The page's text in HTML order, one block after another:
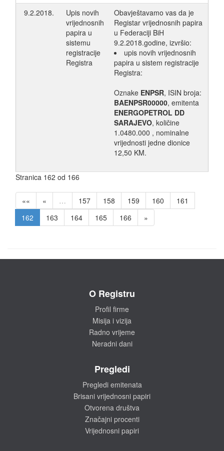
9.2.2018.
Upis novih
vrijednosnih
papira u
sistemu
registracije
Registra
Obavještavamo vas da je
Registar vrijednosnih papira
u Federaciji BiH
9.2.2018.godine, izvršio:
upis novih vrijednosnih
papira u sistem registracije
Registra:
Oznake ENPSR, ISIN broja:
BAENPSR00000, emitenta
ENERGOPETROL DD
SARAJEVO, količine
1.0480.000 , nominalne
vrijednosti jedne dionice
12,50 KM.
Stranica 162 od 166
«« « … 157 158 159 160
161
162
163 164 165 166 »
O Registru
Profil firme
Misija i vizija
Radno vrijeme
Neradni dani
Pregledi
Pregledi emitenata
Brisani vrijednosni papiri
Otvorena društva
Značajni procenti
Vrijednosni papiri